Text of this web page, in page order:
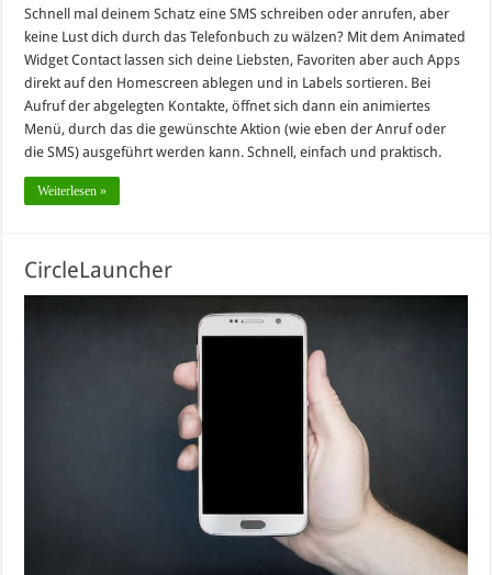
Schnell mal deinem Schatz eine SMS schreiben oder anrufen, aber
keine Lust dich durch das Telefonbuch zu wälzen? Mit dem Animated
Widget Contact lassen sich deine Liebsten, Favoriten aber auch Apps
direkt auf den Homescreen ablegen und in Labels sortieren. Bei
Aufruf der abgelegten Kontakte, öffnet sich dann ein animiertes
Menü, durch das die gewünschte Aktion (wie eben der Anruf oder
die SMS) ausgeführt werden kann. Schnell, einfach und praktisch.
Weiterlesen »
CircleLauncher